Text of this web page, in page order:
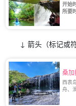
开始
所要
↓ 箭头（标记或符
桑加
西表
舟、